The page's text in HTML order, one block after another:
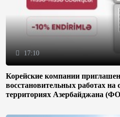
17:10
Корейские компании
восстановительных работах на
территориях Азербайджана